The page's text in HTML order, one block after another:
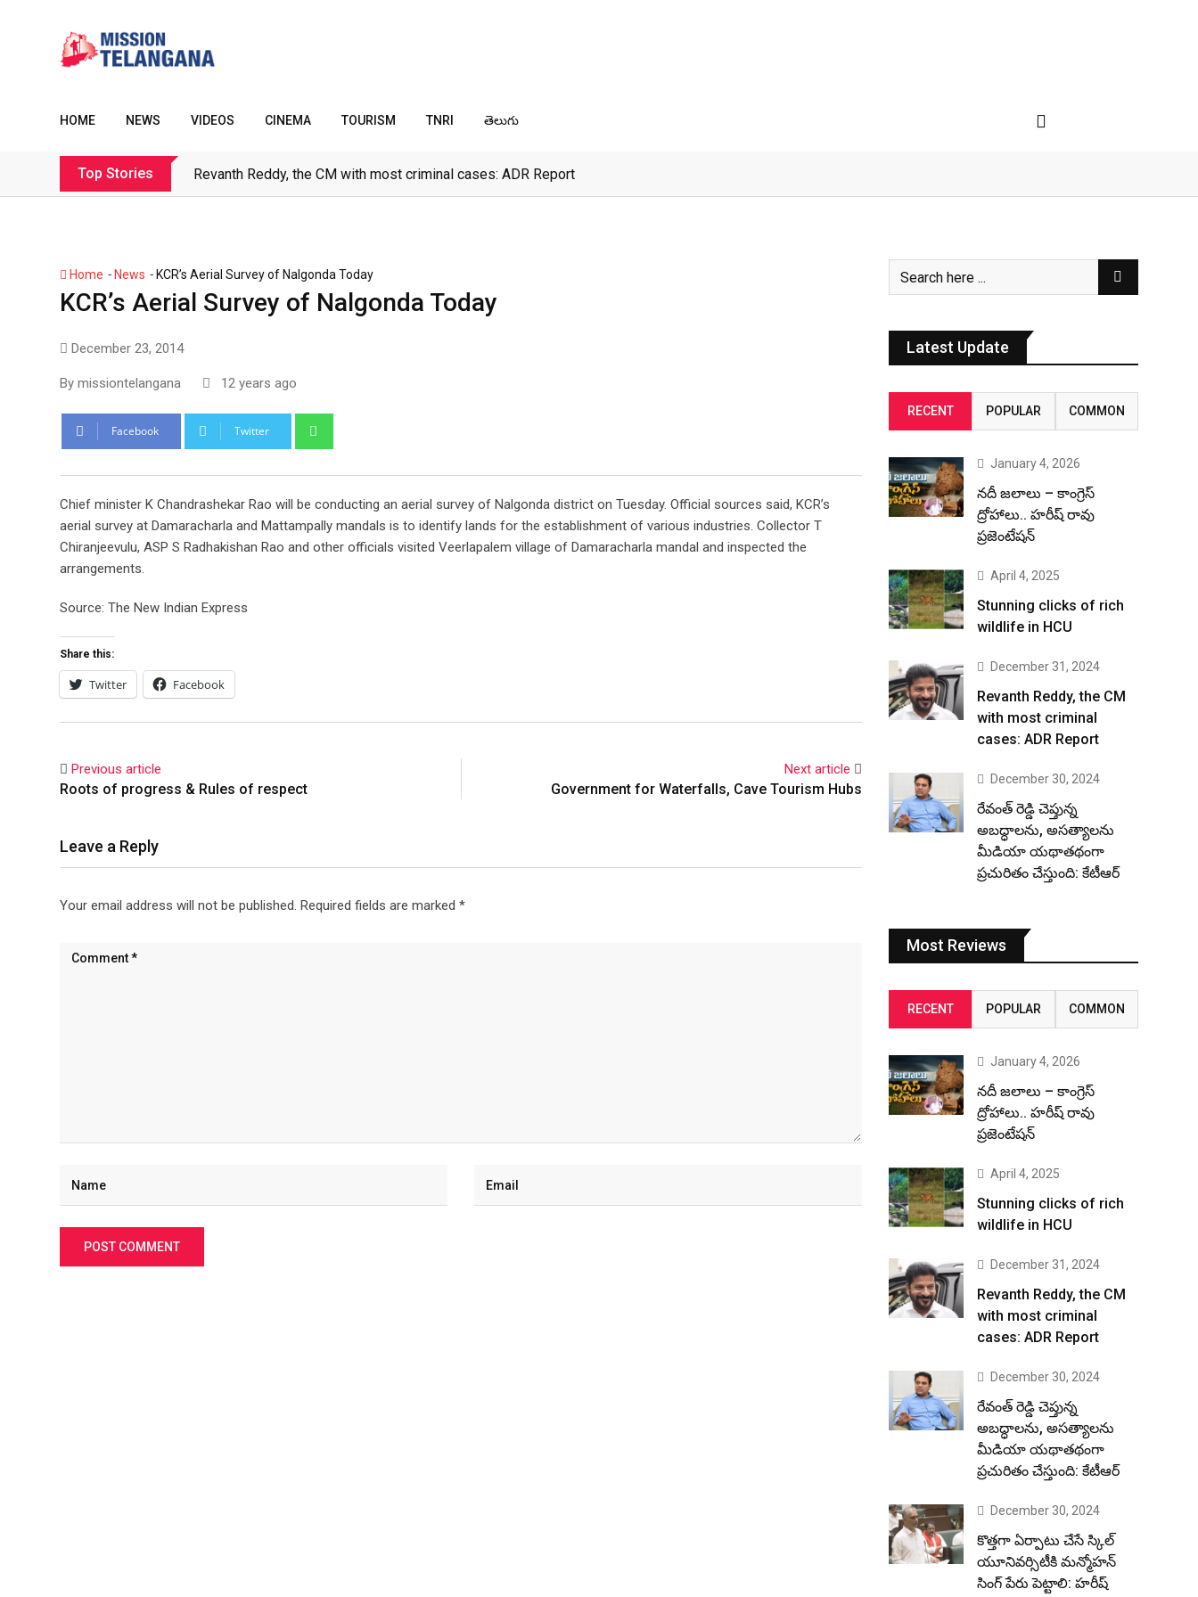
HOME NEWS VIDEOS CINEMA TOURISM TNRI తెలుగు
Top Stories Revanth Reddy, the CM with most criminal cases: ADR Report
Home - News - KCR’s Aerial Survey of Nalgonda Today
KCR’s Aerial Survey of Nalgonda Today
December 23, 2014
By missiontelangana 12 years ago
Facebook Twitter
Chief minister K Chandrashekar Rao will be conducting an aerial survey of Nalgonda district on Tuesday. Official sources said, KCR’s
aerial survey at Damaracharla and Mattampally mandals is to identify lands for the establishment of various industries. Collector T
Chiranjeevulu, ASP S Radhakishan Rao and other officials visited Veerlapalem village of Damaracharla mandal and inspected the
arrangements.
Source: The New Indian Express
Share this:
Twitter Facebook
Previous article
Roots of progress & Rules of respect
Next article
Government for Waterfalls, Cave Tourism Hubs
Leave a Reply
Your email address will not be published. Required fields are marked *
Latest Update
RECENT POPULAR COMMON
January 4, 2026
నదీ జలాలు – కాంగ్రెస్
ద్రోహాలు.. హరీష్ రావు
ప్రజెంటేషన్
April 4, 2025
Stunning clicks of rich
wildlife in HCU
December 31, 2024
Revanth Reddy, the CM
with most criminal
cases: ADR Report
December 30, 2024
రేవంత్ రెడ్డి చెప్తున్న
అబద్ధాలను, అసత్యాలను
మీడియా యథాతథంగా
ప్రచురితం చేస్తుంది: కేటీఆర్
Most Reviews
RECENT POPULAR COMMON
January 4, 2026
నదీ జలాలు – కాంగ్రెస్
ద్రోహాలు.. హరీష్ రావు
ప్రజెంటేషన్
April 4, 2025
Stunning clicks of rich
wildlife in HCU
December 31, 2024
Revanth Reddy, the CM
with most criminal
cases: ADR Report
December 30, 2024
రేవంత్ రెడ్డి చెప్తున్న
అబద్ధాలను, అసత్యాలను
మీడియా యథాతథంగా
ప్రచురితం చేస్తుంది: కేటీఆర్
December 30, 2024
కొత్తగా ఏర్పాటు చేసే స్కిల్
యూనివర్సిటీకి మన్మోహన్
సింగ్ పేరు పెట్టాలి: హరీష్